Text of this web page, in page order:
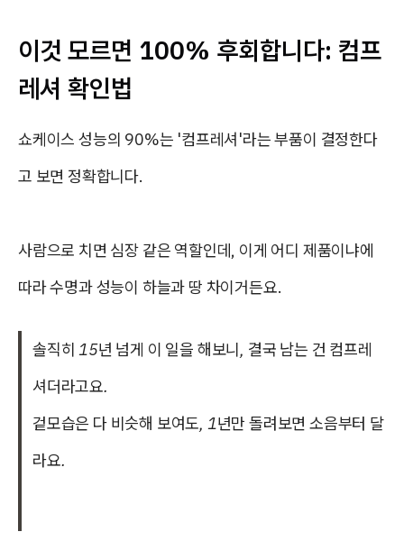
이것 모르면 100% 후회합니다: 컴프
레셔 확인법
쇼케이스 성능의 90%는 '컴프레셔'라는 부품이 결정한다
고 보면 정확합니다.
사람으로 치면 심장 같은 역할인데, 이게 어디 제품이냐에
따라 수명과 성능이 하늘과 땅 차이거든요.
솔직히 15년 넘게 이 일을 해보니, 결국 남는 건 컴프레
셔더라고요.
겉모습은 다 비슷해 보여도, 1년만 돌려보면 소음부터 달
라요.